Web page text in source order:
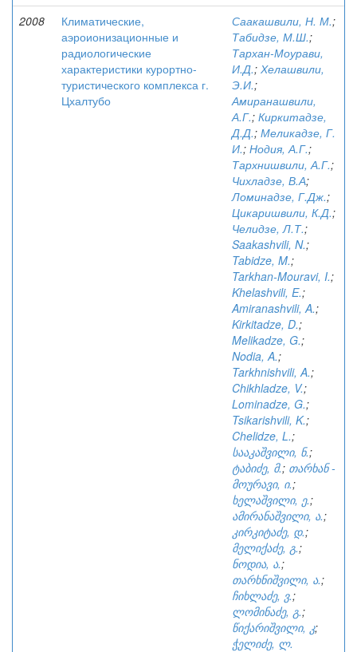
2008
Климатические,
аэроионизационные и
радиологические
характеристики курортно-
туристического комплекса г.
Цхалтубо
Саакашвили, Н. М.;
Табидзе, М.Ш.;
Тархан-Моурави,
И.Д.; Хелашвили,
Э.И.;
Амиранашвили,
А.Г.; Киркитадзе,
Д.Д.; Меликадзе, Г.
И.; Нодия, А.Г.;
Тархнишвили, А.Г.;
Чихладзе, В.А;
Ломинадзе, Г.Дж.;
Цикаришвили, К.Д.;
Челидзе, Л.Т.;
Saakashvili, N.;
Tabidze, M.;
Tarkhan-Mouravi, I.;
Khelashvili, E.;
Amiranashvili, A.;
Kirkitadze, D.;
Melikadze, G.;
Nodia, A.;
Tarkhnishvili, A.;
Chikhladze, V.;
Lominadze, G.;
Tsikarishvili, K.;
Chelidze, L.;
სააკაშვილი, ნ.;
ტაბიძე, მ.; თარხან -
მოურავი, ი.;
ხელაშვილი, ე.;
ამირანაშვილი, ა.;
კირკიტაძე, დ.;
მელიქაძე, გ.;
ნოდია, ა.;
თარხნიშვილი, ა.;
ჩიხლაძე, ვ.;
ლომინაძე, გ.;
წიქარიშვილი, კ;
ჭელიძე, ლ.